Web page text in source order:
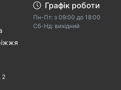
Графік роботи
Пн-Пт: з 09:00 дo 18:00
Cб-Hд: виxідний
2